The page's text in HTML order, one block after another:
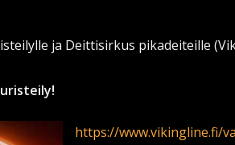
ja Deittisirkus pikadeiteille
https://www.vikingline.fi/